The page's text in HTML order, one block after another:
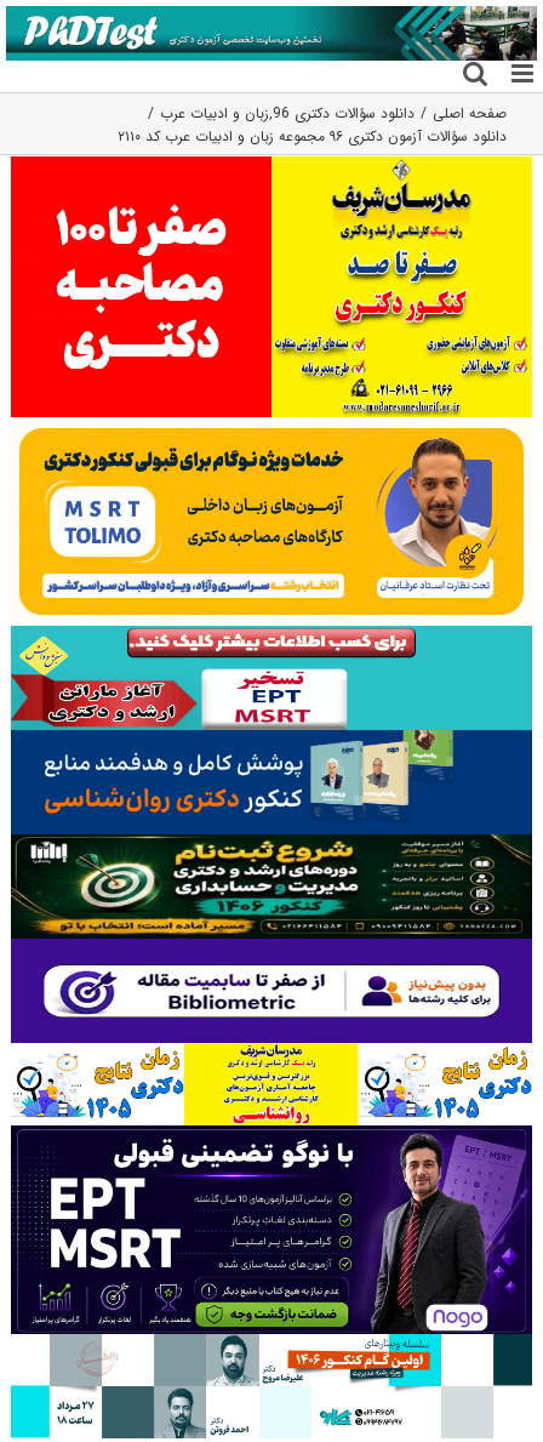
رفتن
به
محتوا
صفحه اصلی دانلود سؤالات دکتری 96 ,زبان و ادبیات عرب
دانلود سؤالات آزمون دکتری ۹۶ مجموعه زبان و ادبیات عرب کد ۲۱۱۰